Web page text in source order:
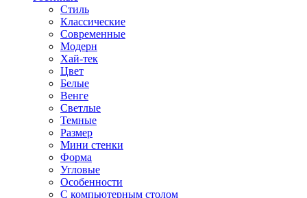
Стиль
Классические
Современные
Модерн
Хай-тек
Цвет
Белые
Венге
Светлые
Темные
Размер
Мини стенки
Форма
Угловые
Особенности
С компьютерным столом